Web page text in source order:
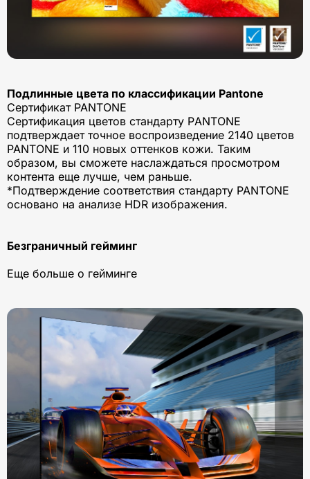
Подлинные цвета по классификации Pantone
Сертификат PANTONE
Сертификация цветов стандарту РANTONE
подтверждает точное воспроизведение 2140 цветов
PANTONE и 110 новых оттенков кожи. Таким
образом, вы сможете наслаждаться просмотром
контента еще лучше, чем раньше.
*Подтверждение соответствия стандарту PANTONE
основано на анализе HDR изображения.
Безграничный гейминг
Еще больше о гейминге